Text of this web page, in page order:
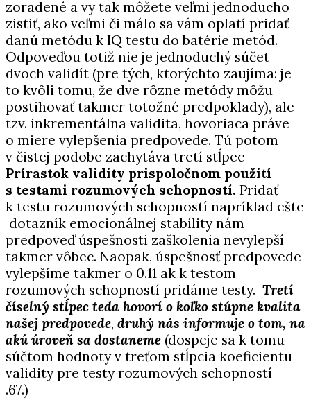
zoradené a vy tak môžete veľmi jednoducho
zistiť, ako veľmi či málo sa vám oplatí pridať
danú metódu k IQ testu do batérie metód.
Odpoveďou totiž nie je jednoduchý súčet
dvoch validít (pre tých, ktorýchto zaujíma: je
to kvôli tomu, že dve rôzne metódy môžu
postihovať takmer totožné predpoklady), ale
tzv. inkrementálna validita, hovoriaca práve
o miere vylepšenia predpovede. Tú potom
v čistej podobe zachytáva tretí stĺpec
Prírastok validity prispoločnom použití
s testami rozumových schopností. Pridať
k testu rozumových schopností napríklad ešte
dotazník emocionálnej stability nám
predpoveď úspešnosti zaškolenia nevylepší
takmer vôbec. Naopak, úspešnosť predpovede
vylepšíme takmer o 0.11 ak k testom
rozumových schopností pridáme testy. Tretí
číselný stĺpec teda hovorí o koľko stúpne kvalita
našej predpovede, druhý nás informuje o tom, na
akú úroveň sa dostaneme (dospeje sa k tomu
súčtom hodnoty v treťom stĺpcia koeficientu
validity pre testy rozumových schopností =
.67.)